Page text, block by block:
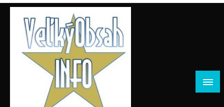
Skip
content